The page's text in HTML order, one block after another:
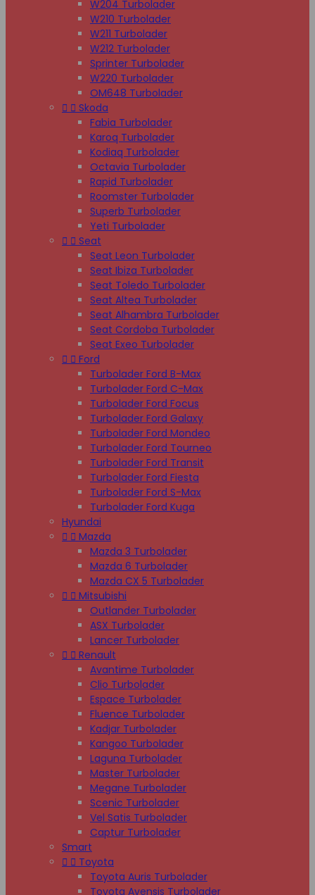
W204 Turbolader
W210 Turbolader
W211 Turbolader
W212 Turbolader
Sprinter Turbolader
W220 Turbolader
OM648 Turbolader
  Skoda
Fabia Turbolader
Karoq Turbolader
Kodiaq Turbolader
Octavia Turbolader
Rapid Turbolader
Roomster Turbolader
Superb Turbolader
Yeti Turbolader
  Seat
Seat Leon Turbolader
Seat Ibiza Turbolader
Seat Toledo Turbolader
Seat Altea Turbolader
Seat Alhambra Turbolader
Seat Cordoba Turbolader
Seat Exeo Turbolader
  Ford
Turbolader Ford B-Max
Turbolader Ford C-Max
Turbolader Ford Focus
Turbolader Ford Galaxy
Turbolader Ford Mondeo
Turbolader Ford Tourneo
Turbolader Ford Transit
Turbolader Ford Fiesta
Turbolader Ford S-Max
Turbolader Ford Kuga
Hyundai
  Mazda
Mazda 3 Turbolader
Mazda 6 Turbolader
Mazda CX 5 Turbolader
  Mitsubishi
Outlander Turbolader
ASX Turbolader
Lancer Turbolader
  Renault
Avantime Turbolader
Clio Turbolader
Espace Turbolader
Fluence Turbolader
Kadjar Turbolader
Kangoo Turbolader
Laguna Turbolader
Master Turbolader
Megane Turbolader
Scenic Turbolader
Vel Satis Turbolader
Captur Turbolader
Smart
  Toyota
Toyota Auris Turbolader
Toyota Avensis Turbolader